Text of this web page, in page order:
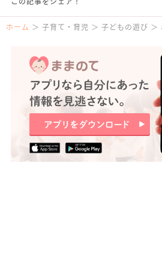
ホーム 子育て・育児 子どもの遊び